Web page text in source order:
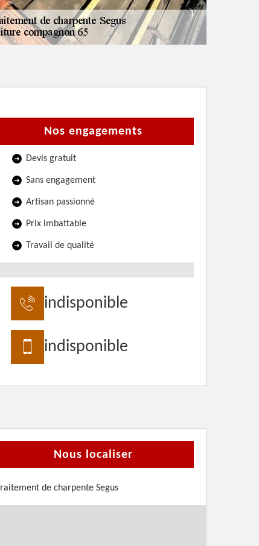
Nos engagements
Devis gratuit
Sans engagement
Artisan passionné
Prix imbattable
Travail de qualité
indisponible
indisponible
Nous localiser
Traitement de charpente Segus